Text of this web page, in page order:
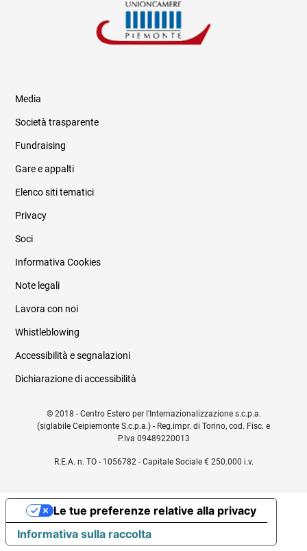
Informazioni legali e trasparenza
Media
Società trasparente
Fundraising
Gare e appalti
Elenco siti tematici
Privacy
Soci
Informativa Cookies
Note legali
Lavora con noi
Whistleblowing
Accessibilità e segnalazioni
Dichiarazione di accessibilità
© 2018 - Centro Estero per l'Internazionalizzazione s.c.p.a.
(siglabile Ceipiemonte S.c.p.a.) - Reg.impr. di Torino, cod. Fisc. e
P.Iva 09489220013
R.E.A. n. TO - 1056782 - Capitale Sociale € 250.000 i.v.
Informativa sulla raccolta
Le tue preferenze relative alla privacy